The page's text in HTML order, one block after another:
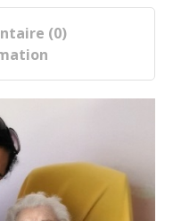
(0)